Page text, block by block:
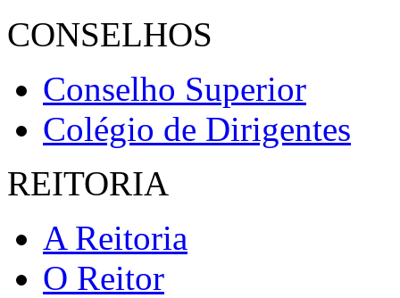
CONSELHOS
Conselho Superior
Colégio de Dirigentes
REITORIA
A Reitoria
O Reitor